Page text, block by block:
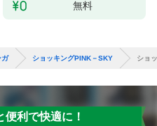
無料
ガ ショッキングPINK－SKY ショ
便利で快適に！